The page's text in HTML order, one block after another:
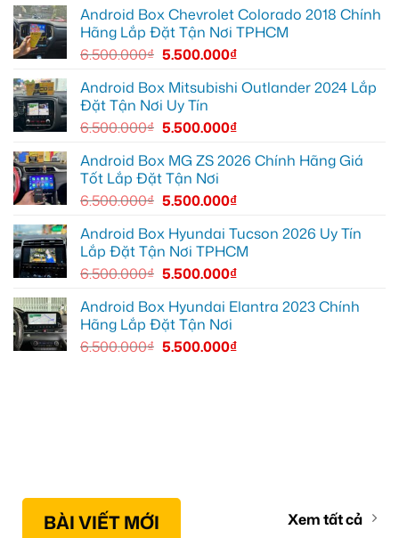
Vios
Hyundai
Accent
tại
Quận
giải
tiện
hơn
HUD
cho
Honda
Quận
hiển
thông
tin
ràng
hơn
Android Box Chevrolet Colorado 2018 Chính
Hãng Lắp Đặt Tận Nơi TPHCM
6.500.000₫ 5.500.000₫
Android Box Mitsubishi Outlander 2024 Lắp
Đặt Tận Nơi Uy Tín
6.500.000₫ 5.500.000₫
Android Box MG ZS 2026 Chính Hãng Giá
Tốt Lắp Đặt Tận Nơi
6.500.000₫ 5.500.000₫
Android Box Hyundai Tucson 2026 Uy Tín
Lắp Đặt Tận Nơi TPHCM
6.500.000₫ 5.500.000₫
Android Box Hyundai Elantra 2023 Chính
Hãng Lắp Đặt Tận Nơi
6.500.000₫ 5.500.000₫
BÀI VIẾT MỚI Xem tất cả